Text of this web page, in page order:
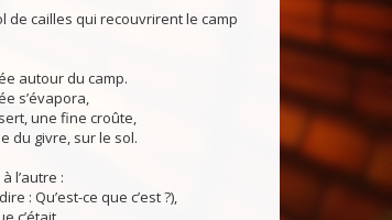
de cailles qui recouvrirent le camp
autour du camp.
s’évapora,
une fine croûte,
du givre, sur le sol.
l’autre :
: Qu’est-ce que c’est ?),